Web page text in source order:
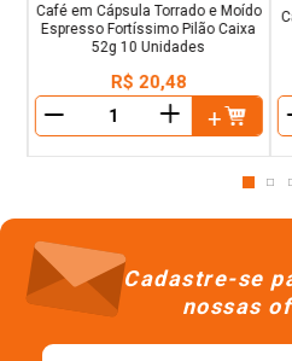
Café em Cápsula Torrado e Moído
Espresso Fortíssimo Pilão Caixa
52g 10 Unidades
R$ 20,48
＋
Cadastre-se
nossas